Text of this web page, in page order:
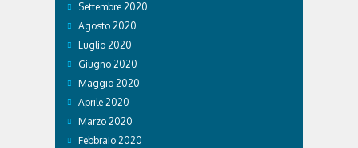
Settembre 2020
Agosto 2020
Luglio 2020
Giugno 2020
Maggio 2020
Aprile 2020
Marzo 2020
Febbraio 2020